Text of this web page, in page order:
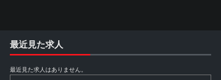
最近見た求人
最近見た求人はありません。